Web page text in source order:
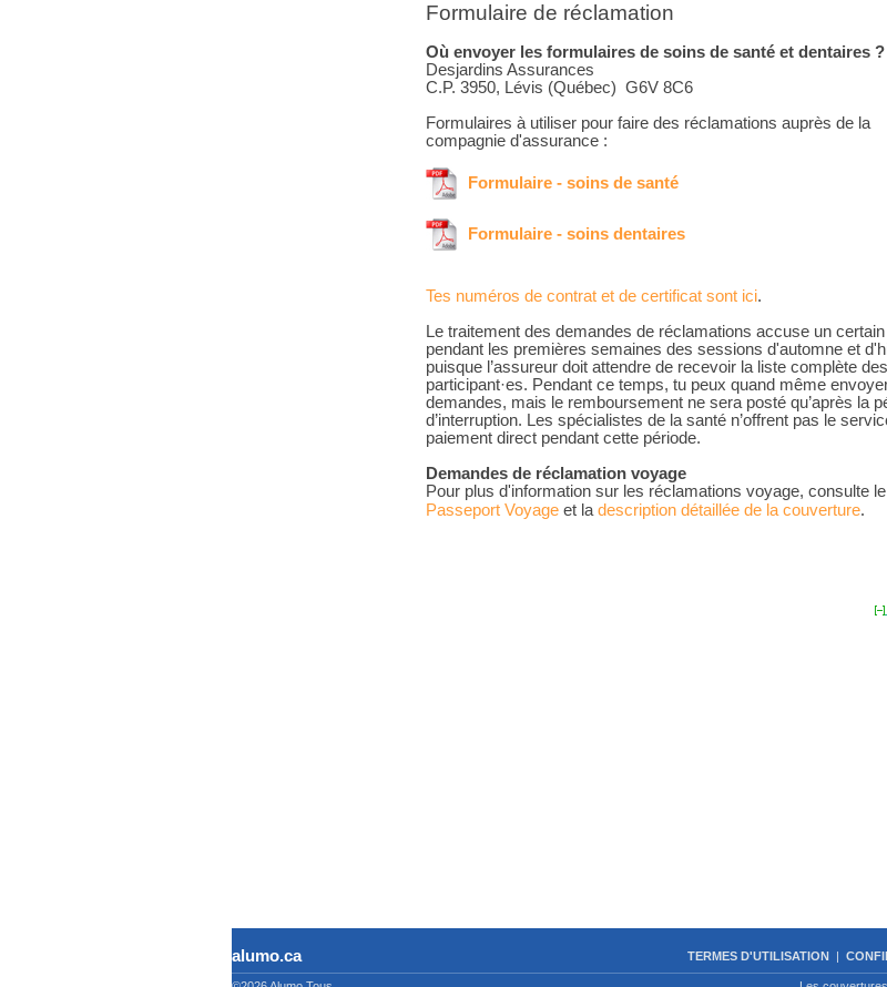
Formulaire de réclamation
Où envoyer les formulaires de soins de santé et dentaires ?
Desjardins Assurances
C.P. 3950, Lévis (Québec) G6V 8C6
Formulaires à utiliser pour faire des réclamations auprès de la
compagnie d'assurance :
Formulaire - soins de santé
Formulaire - soins dentaires
Tes numéros de contrat et de certificat sont ici.
Le traitement des demandes de réclamations accuse un certain
pendant les premières semaines des sessions d'automne et
puisque l’assureur doit attendre de recevoir la liste complète des
participant·es. Pendant ce temps, tu peux quand même
demandes, mais le remboursement ne sera posté qu’après la
d’interruption. Les spécialistes de la santé n’offrent pas le
paiement direct pendant cette période.
Demandes de réclamation voyage
Pour plus d'information sur les réclamations voyage, consulte le
Passeport Voyage et la description détaillée de la couverture.
alumo.ca TERMES D'UTILISATION |